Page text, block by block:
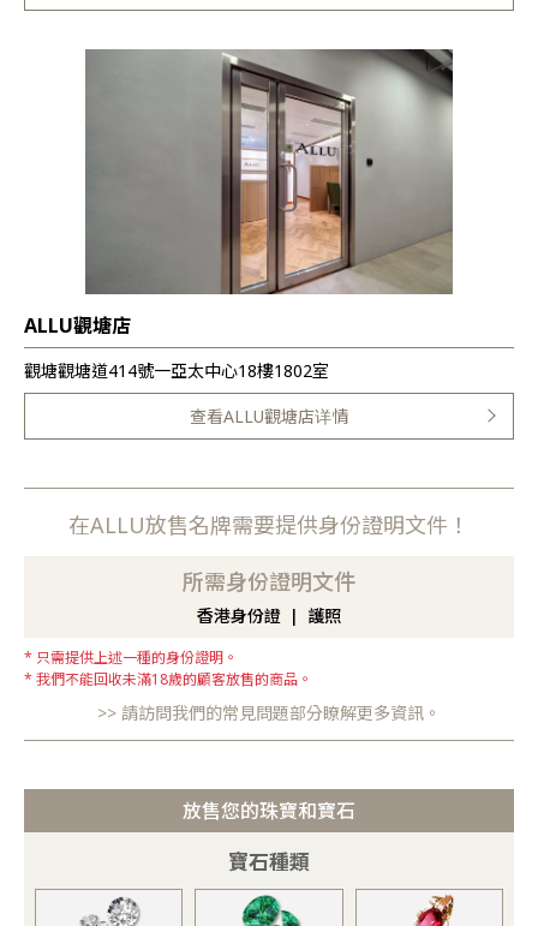
ALLU觀塘店
觀塘觀塘道414號一亞太中心18樓1802室
查看ALLU觀塘店详情
在ALLU放售名牌需要提供身份證明文件！
所需身份證明文件
香港身份證 護照
只需提供上述一種的身份證明。
我們不能回收未滿18歲的顧客放售的商品。
請訪問我們的常見問題部分瞭解更多資訊。
放售您的珠寶和寶石
寶石種類